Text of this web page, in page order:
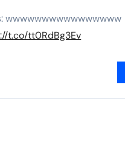
wwwwwwwwwwwwwwww
t.co/tt0RdBg3Ev